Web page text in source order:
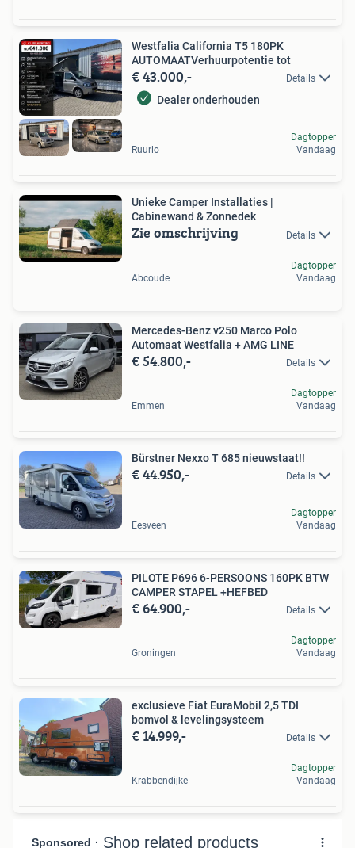
Westfalia California T5 180PK
AUTOMAATVerhuurpotentie tot
€ 43.000,- Details
Dealer onderhouden
Ruurlo
Dagtopper
Vandaag
Unieke Camper Installaties |
Cabinewand & Zonnedek
Zie omschrijving Details
Abcoude
Dagtopper
Vandaag
Mercedes-Benz v250 Marco Polo
Automaat Westfalia + AMG LINE
€ 54.800,- Details
Emmen
Dagtopper
Vandaag
Bürstner Nexxo T 685 nieuwstaat!!
€ 44.950,- Details
Eesveen
Dagtopper
Vandaag
PILOTE P696 6-PERSOONS 160PK BTW
CAMPER STAPEL +HEFBED
€ 64.900,- Details
Groningen
Dagtopper
Vandaag
exclusieve Fiat EuraMobil 2,5 TDI
bomvol & levelingsysteem
€ 14.999,- Details
Krabbendijke
Dagtopper
Vandaag